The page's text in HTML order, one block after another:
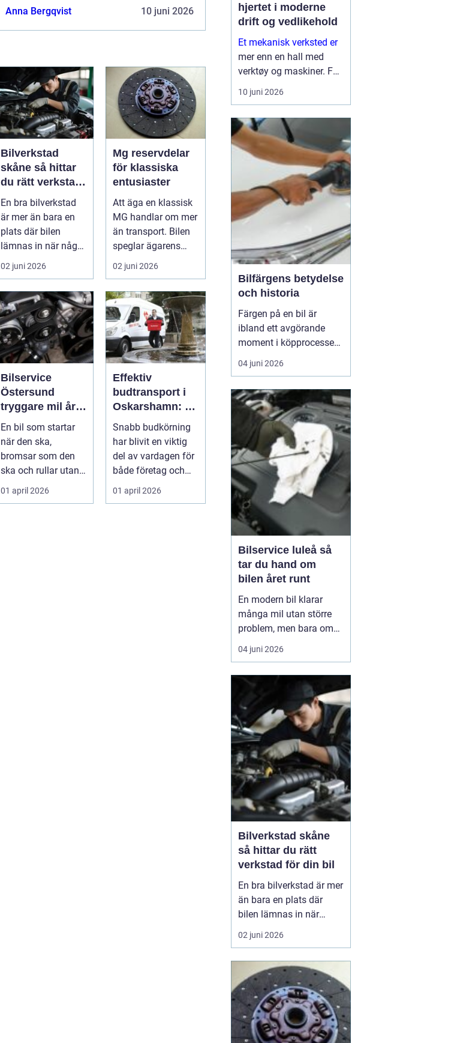
Anna Bergqvist 10 juni 2026
Bilverkstad
skåne så hittar
du rätt verkstad
för din bil
En bra bilverkstad
är mer än bara en
plats där bilen
lämnas in när något
går sönder. För
många biläg...
02 juni 2026
Mg reservdelar
för klassiska
entusiaster
Att äga en klassisk
MG handlar om mer
än transport. Bilen
speglar ägarens
intresse för teknik,
histo...
02 juni 2026
Bilservice
Östersund
tryggare mil året
runt
En bil som startar
när den ska,
bromsar som den
ska och rullar utan
konstiga ljud är
ingen självklar...
01 april 2026
Effektiv
budtransport i
Oskarshamn: Så
väljer företag
och
privatpersoner
rätt lösning
Snabb budkörning
har blivit en viktig
del av vardagen för
både företag och
01 april 2026
hjertet i moderne
drift og vedlikehold
Et mekanisk verksted er
mer enn en hall med
verktøy og maskiner. For
mange bedrifter er
verkstedet selve
gjør at produksjon,
anleggsdrift og transport
ikke stopper opp. Her k...
10 juni 2026
Bilfärgens betydelse
och historia
Färgen på en bil är
ibland ett avgörande
moment i köpprocessen,
men det handlar om mer
än bara estetik. Bilfärg
vetenskap och konst,
med en lång historia där
varje kulör b&...
04 juni 2026
Bilservice luleå så
tar du hand om
bilen året runt
En modern bil klarar
många mil utan större
problem, men bara om
service och underhåll
sköts i tid. I ett klimat
kalla vintrar, saltade
vägar och snabba
skiftningar i temperatur,
ställs bilen inför extra
hårda påfrestningar.
Därfö...
04 juni 2026
Bilverkstad skåne
så hittar du rätt
verkstad för din bil
En bra bilverkstad är mer
än bara en plats där
bilen lämnas in när
något går sönder. För
många bilägare i Skåne
verkstad om trygghet,
vardagslogistik och i
längden också om
ekonomi. En bil som
servas regelbundet håller
02 juni 2026